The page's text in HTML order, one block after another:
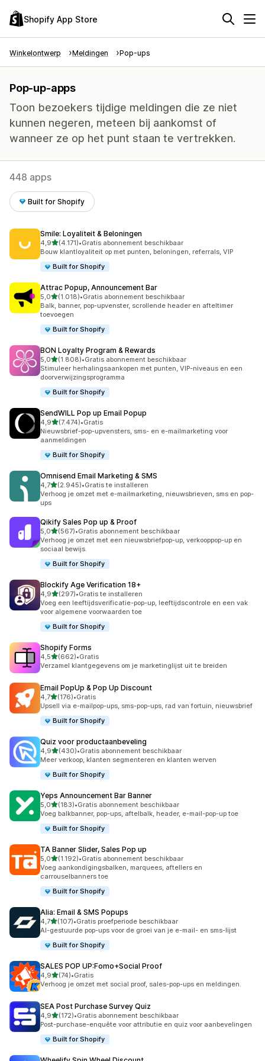
Shopify App Store
Winkelontwerp Meldingen Pop-ups
Pop-up-apps
Toon bezoekers tijdige meldingen die ze niet
kunnen negeren, meteen bij aankomst of
wanneer ze op het punt staan te vertrekken.
448 apps
Built for Shopify
Smile: Loyaliteit & Beloningen
4,9van 5 sterren
(4.171)
4171 recensies in totaal
•Gratis abonnement beschikbaar
Bouw klantloyaliteit op met punten, beloningen, referrals, VIP
Built for Shopify
Attrac Popup, Announcement Bar
5,0van 5 sterren
(1.018)
1018 recensies in totaal
•Gratis abonnement beschikbaar
Balk, banner, pop-upvenster, scrollende header en afteltimer
toevoegen
Built for Shopify
BON Loyalty Program & Rewards
5,0van 5 sterren
(1.808)
1808 recensies in totaal
•Gratis abonnement beschikbaar
Stimuleer herhalingsaankopen met punten, VIP-niveaus en een
doorverwijzingsprogramma
Built for Shopify
SendWILL Pop up Email Popup
4,9van 5 sterren
(7.474)
7474 recensies in totaal
•Gratis
Nieuwsbrief-pop-upvensters, sms- en e-mailmarketing voor
aanmeldingen
Built for Shopify
Omnisend Email Marketing & SMS
4,7van 5 sterren
(2.945)
2945 recensies in totaal
•Gratis te installeren
Verhoog je omzet met e-mailmarketing, nieuwsbrieven, sms en pop-
ups
Qikify Sales Pop up & Proof
5,0van 5 sterren
(567)
567 recensies in totaal
•Gratis abonnement beschikbaar
Verhoog je omzet met een nieuwsbriefpop-up, verkooppop-up en
sociaal bewijs.
Built for Shopify
Blockify Age Verification 18+
4,9van 5 sterren
(297)
297 recensies in totaal
•Gratis te installeren
Voeg een leeftijdsverificatie-pop-up, leeftijdscontrole en een vak
voor algemene voorwaarden toe
Built for Shopify
Shopify Forms
4,5van 5 sterren
(662)
662 recensies in totaal
•Gratis
Verzamel klantgegevens om je marketinglijst uit te breiden
Email PopUp & Pop Up Discount
4,7van 5 sterren
(176)
176 recensies in totaal
•Gratis
Upsell via e-mailpop-ups, sms-pop-ups, rad van fortuin, nieuwsbrief
Built for Shopify
Quiz voor productaanbeveling
4,9van 5 sterren
(430)
430 recensies in totaal
•Gratis abonnement beschikbaar
Meer verkoop, klanten segmenteren en klanten werven
Built for Shopify
Yeps Announcement Bar Banner
5,0van 5 sterren
(183)
183 recensies in totaal
•Gratis abonnement beschikbaar
Voeg balkbanner, pop-ups, aftelbalk, header, e-mail-pop-up toe
Built for Shopify
TA Banner Slider, Sales Pop up
5,0van 5 sterren
(1.192)
1192 recensies in totaal
•Gratis abonnement beschikbaar
Voeg aankondigingsbalken, marquees, aftellers en
carrouselbanners toe
Built for Shopify
Alia: Email & SMS Popups
4,7van 5 sterren
(107)
107 recensies in totaal
•Gratis proefperiode beschikbaar
AI-gestuurde pop-ups voor de groei van je e-mail- en sms-lijst
Built for Shopify
SALES POP UP:Fomo+Social Proof
4,9van 5 sterren
(74)
74 recensies in totaal
•Gratis
Verhoog je omzet met social proof, sales-pop-ups en meldingen.
SEA Post Purchase Survey Quiz
4,9van 5 sterren
(172)
172 recensies in totaal
•Gratis abonnement beschikbaar
Post-purchase-enquête voor attributie en quiz voor aanbevelingen
Built for Shopify